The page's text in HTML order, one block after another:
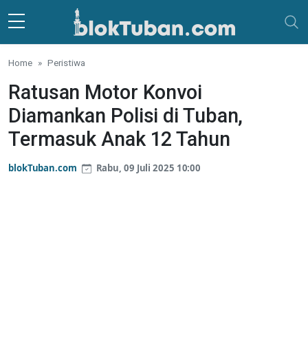
Skip to main content
Home Peristiwa
Ratusan Motor Konvoi
Diamankan Polisi di Tuban,
Termasuk Anak 12 Tahun
blokTuban.com Rabu, 09 Juli 2025 10:00